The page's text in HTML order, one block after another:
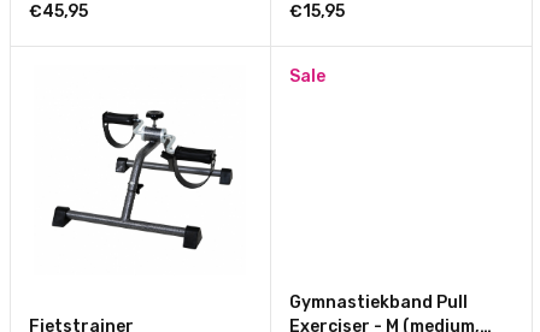
€45,95
€15,95
Fietstrainer
Sale
Gymnastiekband Pull
Exerciser - M (medium,